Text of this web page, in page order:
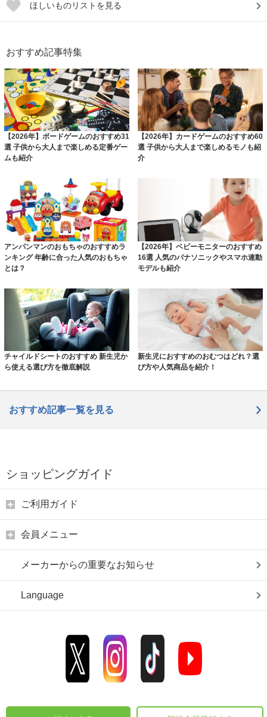
ほしいものリストを見る
おすすめ記事特集
【2026年】ボードゲームのおすすめ31
選 子供から大人まで楽しめる定番ゲー
ムも紹介
【2026年】カードゲームのおすすめ60
選 子供から大人まで楽しめるモノも紹
介
アンパンマンのおもちゃのおすすめラ
ンキング 年齢に合った人気のおもちゃ
とは？
【2026年】ベビーモニターのおすすめ
16選 人気のパナソニックやスマホ連動
モデルも紹介
チャイルドシートのおすすめ 新生児か
ら使える選び方を徹底解説
新生児におすすめのおむつはどれ？選
び方や人気商品を紹介！
おすすめ記事一覧を見る
ショッピングガイド
ご利用ガイド
会員メニュー
メーカーからの重要なお知らせ
Language